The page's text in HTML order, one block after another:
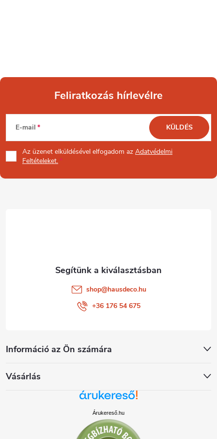
L
á
b
Feliratkozás hírlevélre
E-mail
Az üzenet elküldésével elfogadom az Adatvédelmi
Feltételeket.
KÜLDÉS
Információ az Ön számára
Vásárlás
shop@hausdeco.hu
+36 176 54 675
Árukereső.hu